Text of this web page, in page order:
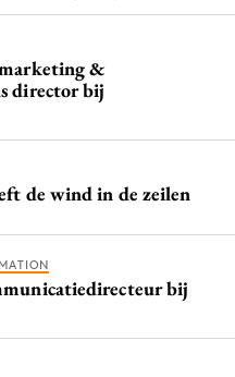
&
director bij
de wind in de zeilen
bij